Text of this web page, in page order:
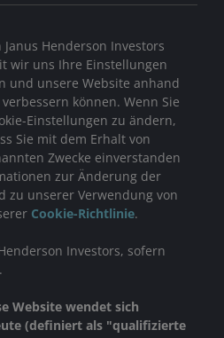
Janus Henderson Investors
wir uns Ihre Einstellungen
und unsere Website anhand
können. Wenn Sie
Einstellungen zu ändern,
Sie mit dem Erhalt von
Zwecke einverstanden
zur Änderung der
zu unserer Verwendung von
Cookie-Richtlinie.
Investors, sofern
Website wendet sich
(definiert als "qualifizierte